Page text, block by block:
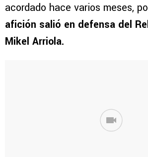
acordado hace varios meses,
afición salió en defensa del
Mikel Arriola.